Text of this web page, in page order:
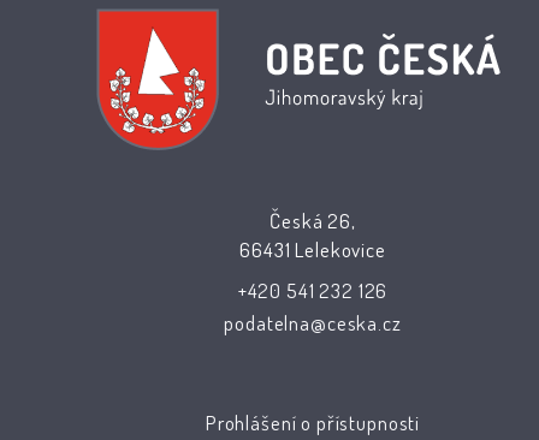
Česká 26,
66431 Lelekovice
+420 541 232 126
podatelna@ceska.cz
Prohlášení o přístupnosti